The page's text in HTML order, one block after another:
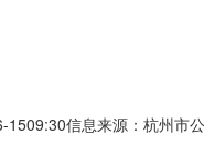
信息来源：杭州市